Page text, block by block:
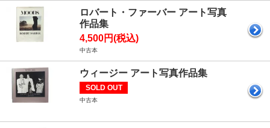
ロバート・ファーバー アート写真
作品集
4,500円(税込)
中古本
ウィージー アート写真作品集
SOLD OUT
中古本